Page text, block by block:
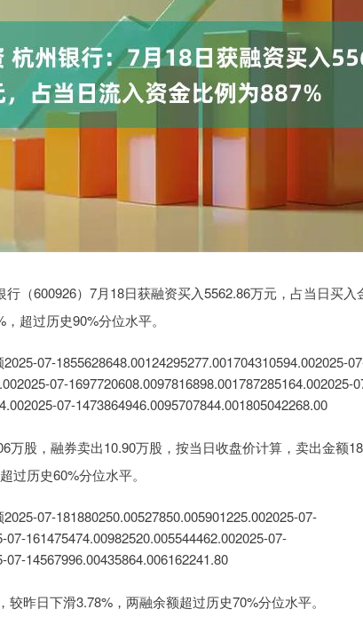
（600926）7月18日获融资买入5562.86万元，占当日买入
超过历史90%分位水平。
07-1855628648.00124295277.001704310594.002025-
07-1697720608.0097816898.001787285164.002025-
07-1473864946.0095707844.001805042268.00
万股，融券卖出10.90万股，按当日收盘价计算，卖出金额
过历史60%分位水平。
07-181880250.00527850.005901225.002025-07-
161475474.00982520.005544462.002025-07-
14567996.00435864.006162241.80
昨日下滑3.78%，两融余额超过历史70%分位水平。